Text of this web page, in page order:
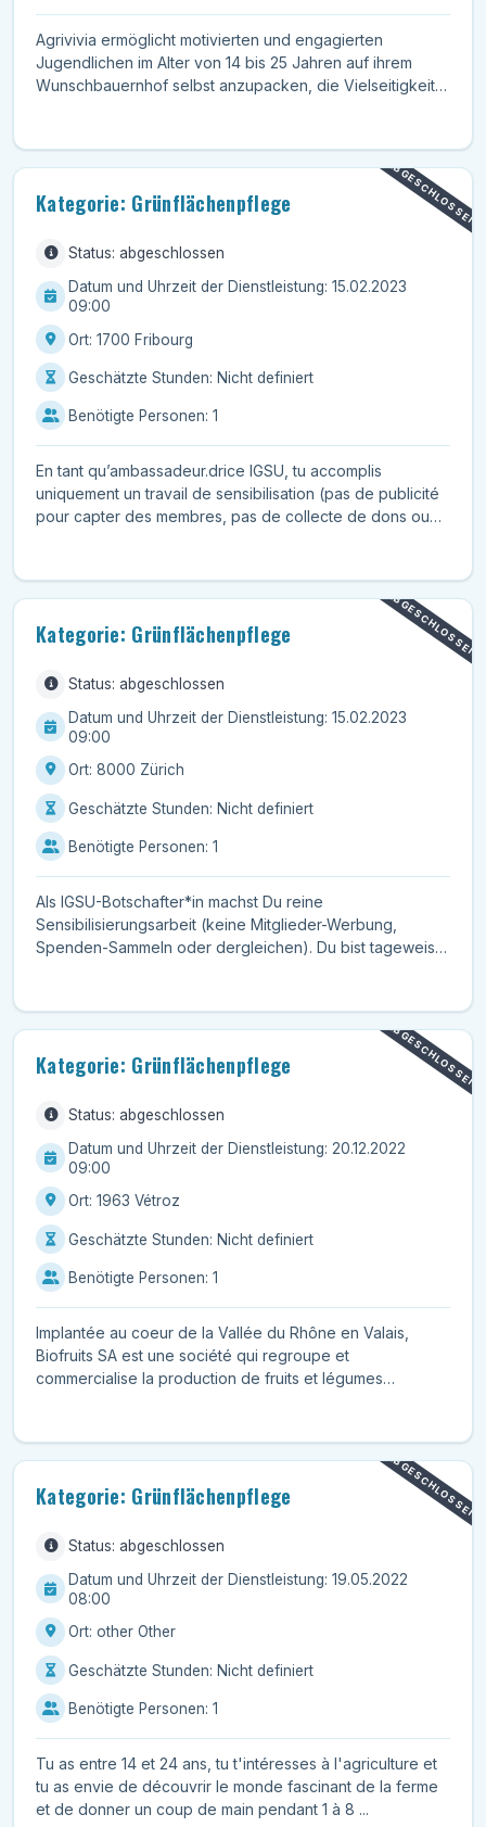
Agrivivia ermöglicht motivierten und engagierten
Jugendlichen im Alter von 14 bis 25 Jahren auf ihrem
Wunschbauernhof selbst anzupacken, die Vielseitigkeit
ABGESCHLOSSEN
Kategorie: Grünflächenpflege
Status: abgeschlossen
Datum und Uhrzeit der Dienstleistung: 15.02.2023
09:00
Ort: 1700 Fribourg
Geschätzte Stunden: Nicht definiert
Benötigte Personen: 1
En tant qu’ambassadeur.drice IGSU, tu accomplis
uniquement un travail de sensibilisation (pas de publicité
pour capter des membres, pas de collecte de dons ou
ABGESCHLOSSEN
Kategorie: Grünflächenpflege
Status: abgeschlossen
Datum und Uhrzeit der Dienstleistung: 15.02.2023
09:00
Ort: 8000 Zürich
Geschätzte Stunden: Nicht definiert
Benötigte Personen: 1
Als IGSU-Botschafter*in machst Du reine
Sensibilisierungsarbeit (keine Mitglieder-Werbung,
Spenden-Sammeln oder dergleichen). Du bist tageweise
ABGESCHLOSSEN
Kategorie: Grünflächenpflege
Status: abgeschlossen
Datum und Uhrzeit der Dienstleistung: 20.12.2022
09:00
Ort: 1963 Vétroz
Geschätzte Stunden: Nicht definiert
Benötigte Personen: 1
Implantée au coeur de la Vallée du Rhône en Valais,
Biofruits SA est une société qui regroupe et
commercialise la production de fruits et légumes
ABGESCHLOSSEN
Kategorie: Grünflächenpflege
Status: abgeschlossen
Datum und Uhrzeit der Dienstleistung: 19.05.2022
08:00
Ort: other Other
Geschätzte Stunden: Nicht definiert
Benötigte Personen: 1
Tu as entre 14 et 24 ans, tu t'intéresses à l'agriculture et
tu as envie de découvrir le monde fascinant de la ferme
et de donner un coup de main pendant 1 à 8 ...